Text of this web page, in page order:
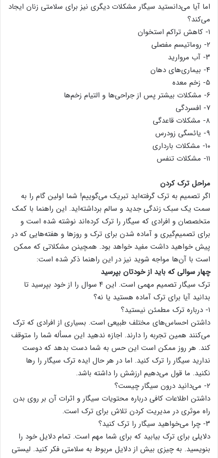
اما آیا می‌دانستید سیگار مشکلات دیگری نیز برای سلامتی زنان ایجاد
می‌کند؟
۱- کاهش تراکم استخوان
۲- روماتیسم مفصلی
۳- آب مروارید
۴- بیماری‌های دهان
۵- زخم معده
۶- مشکلات بیشتر پس از جراحی‌ها و التیام زخم‌ها
۷- افسردگی
۸- مشکلات قاعدگی
۹- یائسگی زودرس
۱۰- مشکلات بارداری
۱۱- مشکلات تنفس
مراحل ترک کردن
اگر تصمیم به ترک گرفته‌اید تبریک می‌گوییم! شما اولین گام را به
سمت یک سبک زندگی جدید و سالم برداشته‌اید. این راهنما با کمک
متخصصان و افرادی که سیگار را ترک کرده‌اند نوشته شده است و
برای تصمیم‌گیری و آماده شدن برای ترک و روزها و هفته‌هایی که در
پیش خواهید داشت مفید خواهد بود. همچینن مشکلاتی که ممکن
است با آن‌ها مواجه شوید نیز در این راهنما ذکر شده است:
چهار سوالی که باید از خودتان بپرسید
ترک سیگار تصمیم مهمی است. این ۴ سوال را از خود بپرسید تا
بدانید آیا برای ترک آماده هستید یا نه؟
۱- درباره ترک مطمئن نیستید؟
داشتن احساس‌های مختلف طبیعی است. بسیاری از افرادی که ترک
می‌کنند همین تجربه را دارند. اجازه ندهید این مسأله شما را متوقف
کند. هر روز ممکن است این حس به شما دست بدهد که دوست
ندارید سیگار را ترک کنید. اما در هر حال ایده ترک سیگار را رها
نکنید. ما قول می‌دهیم ارزشش را داشته باشد.
۲- می‌دانید درون سیگار چیست؟
داشتن اطلاعات کافی درباره محتویات سیگار و اثرات آن بر روی بدن
راه موثری در مدیریت کردن تلاش برای ترک است.
۳- چرا می‌خواهید سیگار را ترک کنید؟
دلایلی برای ترک بیابید که برای شما مهم است. تمام دلایل خود را
بنویسید. به چیزی بیش از دلایل مربوط به سلامتی فکر کنید. لیستی